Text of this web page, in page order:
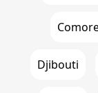
Djibouti